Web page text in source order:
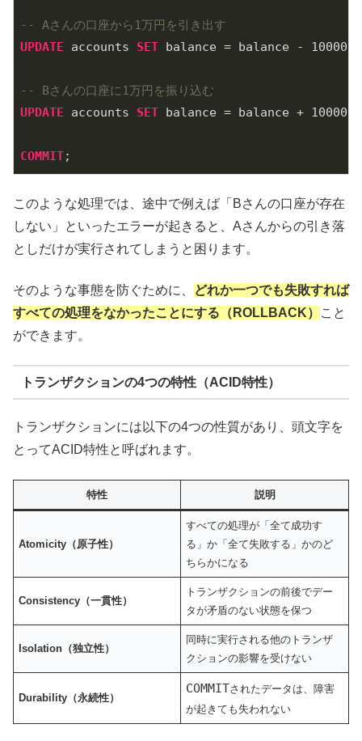
-- Aさんの口座から1万円を引き出す
UPDATE accounts SET balance = balance - 10000
-- Bさんの口座に1万円を振り込む
UPDATE accounts SET balance = balance + 10000
COMMIT
このような処理では、途中で例えば「Bさんの口座が存在
しない」といったエラーが起きると、Aさんからの引き落
としだけが実行されてしまうと困ります。
そのような事態を防ぐために、
どれか一つでも失敗すれば
すべての処理をなかったことにする（ROLLBACK）
こと
ができます。
トランザクションの4つの特性（ACID特性）
トランザクションには以下の4つの性質があり、頭文字を
とってACID特性と呼ばれます。
特性 説明
Atomicity（原子性）
すべての処理が「全て成功す
る」か「全て失敗する」かのど
ちらかになる
Consistency（一貫性）
トランザクションの前後でデー
タが矛盾のない状態を保つ
Isolation（独立性）
同時に実行される他のトランザ
クションの影響を受けない
Durability（永続性）
COMMITされたデータは、障害
が起きても失われない